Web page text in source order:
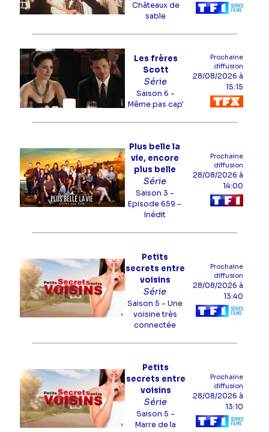
Châteaux de
sable
Les frères
Scott
Série
Saison 6 -
Même pas cap'
Prochaine
diffusion
28/08/2026 à
15:15
Plus belle la
vie, encore
plus belle
Série
Saison 3 -
Episode 659 -
Inédit
Prochaine
diffusion
28/08/2026 à
14:00
Petits
secrets entre
voisins
Série
Saison 5 -Une
voisine très
connectée
Prochaine
diffusion
28/08/2026 à
13:40
Petits
secrets entre
voisins
Série
Saison 5 -
Marre de la
Prochaine
diffusion
28/08/2026 à
13:10